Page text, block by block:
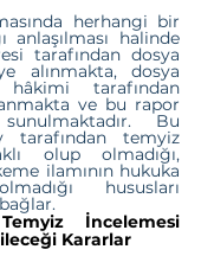
herhangi bir
anlaşılması halinde
tarafından dosya
alınmakta, dosya
tarafından
ve bu rapor
Bu
tarafından temyiz
olup olmadığı,
ilamının hukuka
hususları
İncelemesi
Kararlar